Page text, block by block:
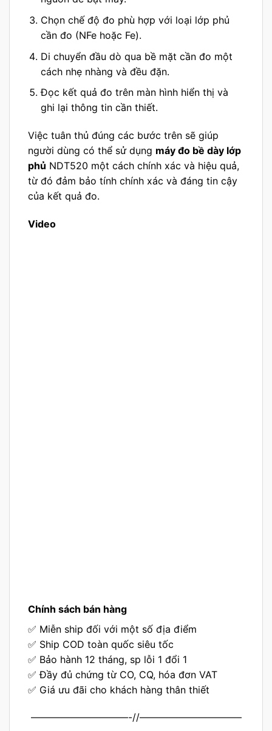
Chọn chế độ đo phù hợp với loại lớp phủ
cần đo (NFe hoặc Fe).
Di chuyển đầu dò qua bề mặt cần đo một
cách nhẹ nhàng và đều đặn.
Đọc kết quả đo trên màn hình hiển thị và
ghi lại thông tin cần thiết.
Việc tuân thủ đúng các bước trên sẽ giúp
người dùng có thể sử dụng máy đo bề dày lớp
phủ NDT520 một cách chính xác và hiệu quả,
từ đó đảm bảo tính chính xác và đáng tin cậy
của kết quả đo.
Video
Chính sách bán hàng
✅ Miễn ship đối với một số địa điểm
✅ Ship COD toàn quốc siêu tốc
✅ Bảo hành 12 tháng, sp lỗi 1 đổi 1
✅ Đầy đủ chứng từ CO, CQ, hóa đơn VAT
✅ Giá ưu đãi cho khách hàng thân thiết
——————————-//——————————–